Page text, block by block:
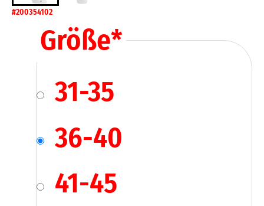
#200354102
Größe*
31-35
36-40
41-45